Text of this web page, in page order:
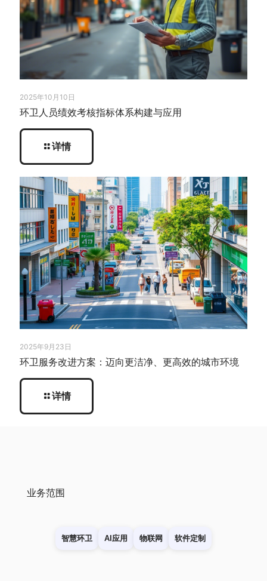
2025年10月10日
环卫人员绩效考核指标体系构建与应用
详情
2025年9月23日
环卫服务改进方案：迈向更洁净、更高效的城市环境
详情
业务范围
智慧环卫 AI应用 物联网 软件定制